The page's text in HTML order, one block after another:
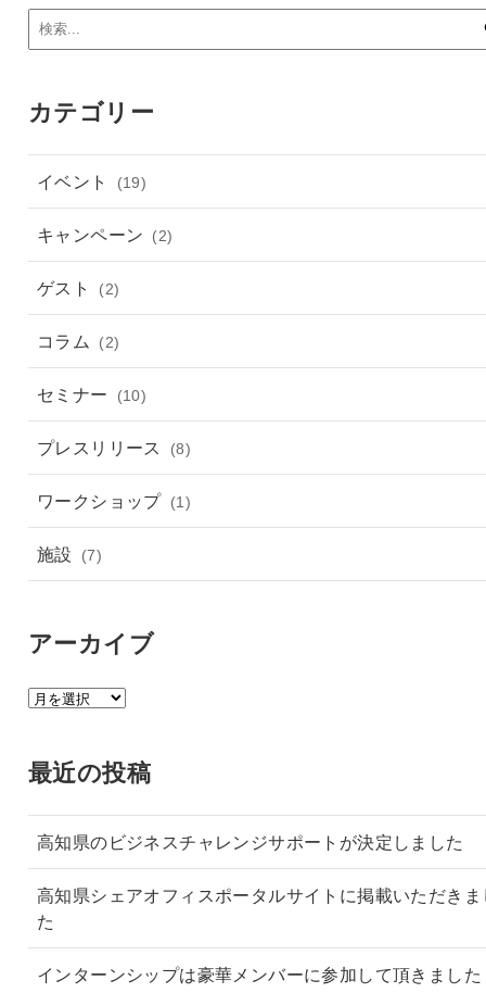
カテゴリー
イベント (19)
キャンペーン (2)
ゲスト (2)
コラム (2)
セミナー (10)
プレスリリース (8)
ワークショップ (1)
施設 (7)
アーカイブ
ア
イ
最近の投稿
高知県のビジネスチャレンジサポートが決定しました
高知県シェアオフィスポータルサイトに掲載いただきま
た
インターンシップは豪華メンバーに参加して頂きました